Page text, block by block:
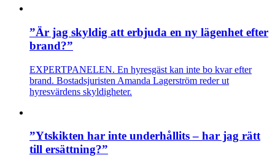
”Är jag skyldig att erbjuda en ny lägenhet efter
brand?”
EXPERTPANELEN. En hyresgäst kan inte bo kvar efter
brand. Bostadsjuristen Amanda Lagerström reder ut
hyresvärdens skyldigheter.
”Ytskikten har inte underhållits – har jag rätt
till ersättning?”